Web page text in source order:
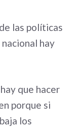
las políticas
hay
que hacer
porque si
los